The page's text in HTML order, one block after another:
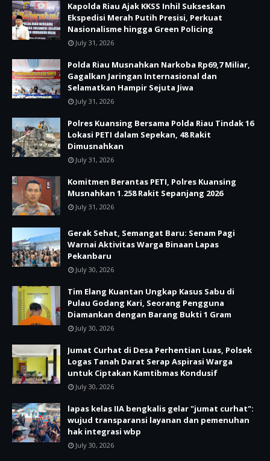
Kapolda Riau Ajak KKSS Inhil Sukseskan
Ekspedisi Merah Putih Presisi, Perkuat
Nasionalisme hingga Green Policing
July 31, 2026
Polda Riau Musnahkan Narkoba Rp69,7 Miliar,
Gagalkan Jaringan Internasional dan
Selamatkan Hampir Sejuta Jiwa
July 31, 2026
Polres Kuansing Bersama Polda Riau Tindak 16
Lokasi PETI dalam Sepekan, 48 Rakit
Dimusnahkan
July 31, 2026
Komitmen Berantas PETI, Polres Kuansing
Musnahkan 1.258 Rakit Sepanjang 2026
July 31, 2026
Gerak Sehat, Semangat Baru: Senam Pagi
Warnai Aktivitas Warga Binaan Lapas
Pekanbaru
July 30, 2026
Tim Elang Kuantan Ungkap Kasus Sabu di
Pulau Godang Kari, Seorang Pengguna
Diamankan dengan Barang Bukti 1 Gram
July 30, 2026
Jumat Curhat di Desa Perhentian Luas, Polsek
Logas Tanah Darat Serap Aspirasi Warga
untuk Ciptakan Kamtibmas Kondusif
July 30, 2026
lapas kelas IIA bengkalis gelar "jumat curhat":
wujud transparansi layanan dan pemenuhan
hak integrasi wbp
July 30, 2026